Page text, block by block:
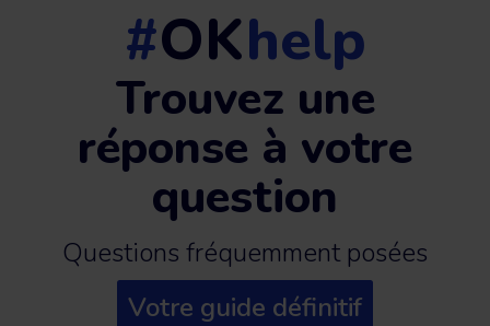
#OKhelp
Trouvez une
réponse à votre
question
Questions fréquemment posées
Votre guide définitif